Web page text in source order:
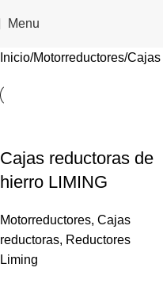
Menu
Inicio Motorreductores Cajas
Cajas reductoras de
hierro LIMING
Motorreductores, Cajas
reductoras, Reductores
Liming